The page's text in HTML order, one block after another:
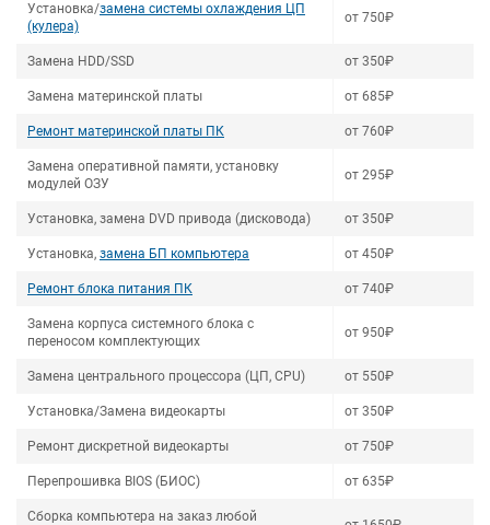
Установка/замена системы охлаждения ЦП
(кулера)
от 750₽
Замена HDD/SSD от 350₽
Замена материнской платы от 685₽
Ремонт материнской платы ПК от 760₽
Замена оперативной памяти, установку
модулей ОЗУ
от 295₽
Установка, замена DVD привода (дисковода) от 350₽
Установка, замена БП компьютера от 450₽
Ремонт блока питания ПК от 740₽
Замена корпуса системного блока с
переносом комплектующих
от 950₽
Замена центрального процессора (ЦП, CPU) от 550₽
Установка/Замена видеокарты от 350₽
Ремонт дискретной видеокарты от 750₽
Перепрошивка BIOS (БИОС) от 635₽
Сборка компьютера на заказ любой